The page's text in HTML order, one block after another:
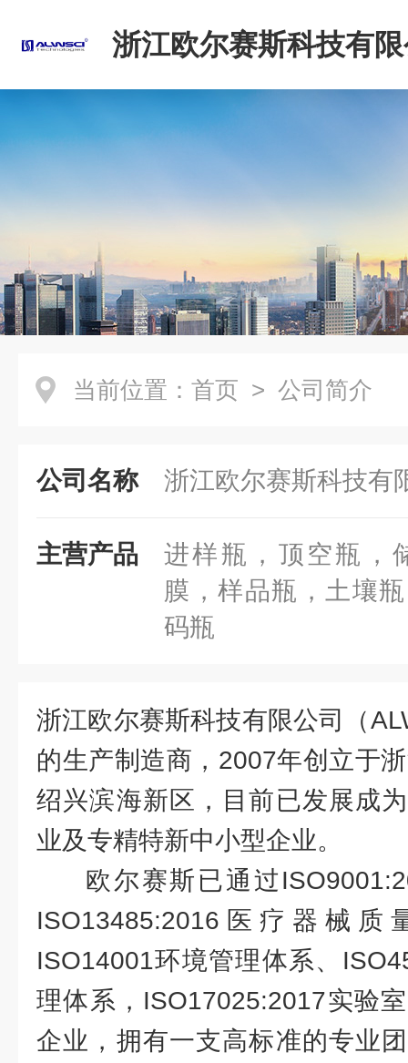
浙江欧尔赛斯科技有
当前位置： 首页 > 公司简介
公司名称 浙江欧尔赛斯科技有
主营产品
进样瓶，顶空瓶，
膜，样品瓶，土壤
码瓶
浙江欧尔赛斯科技有限公司（
的生产制造商，2007年创立于
绍兴滨海新区，目前已发展成
业及专精特新中小型企业。
欧尔赛斯已通过
ISO13485:2016医疗器械
ISO14001环境管理体系、
理体系，ISO17025:2017实验
企业，拥有一支高标准的专业